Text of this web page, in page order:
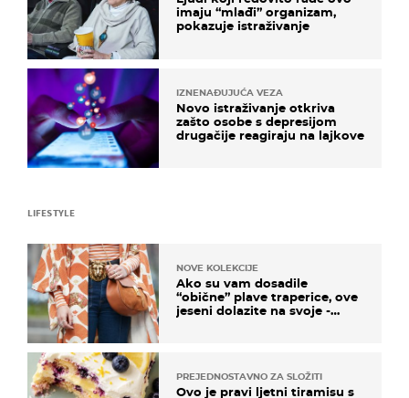
imaju “mlađi” organizam,
pokazuje istraživanje
IZNENAĐUJUĆA VEZA
Novo istraživanje otkriva
zašto osobe s depresijom
drugačije reagiraju na lajkove
LIFESTYLE
NOVE KOLEKCIJE
Ako su vam dosadile
“obične” plave traperice, ove
jeseni dolazite na svoje -
PREJEDNOSTAVNO ZA SLOŽITI
Ovo je pravi ljetni tiramisu s